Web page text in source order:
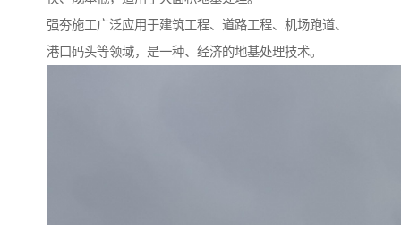
强夯施工广泛应用于建筑工程、道路工程、机场跑道、
港口码头等领域，是一种、经济的地基处理技术。